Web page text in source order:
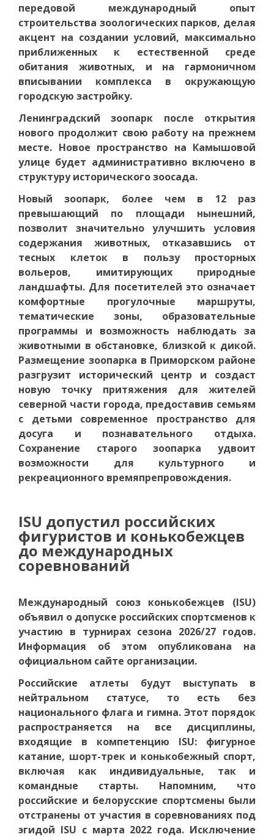
передовой международный опыт
строительства зоологических парков, делая
акцент на создании условий, максимально
приближенных к естественной среде
обитания животных, и на гармоничном
вписывании комплекса в окружающую
городскую застройку.
Ленинградский зоопарк после открытия
нового продолжит свою работу на прежнем
месте. Новое пространство на Камышовой
улице будет административно включено в
структуру исторического зоосада.
Новый зоопарк, более чем в 12 раз
превышающий по площади нынешний,
позволит значительно улучшить условия
содержания животных, отказавшись от
тесных клеток в пользу просторных
вольеров, имитирующих природные
ландшафты. Для посетителей это означает
комфортные прогулочные маршруты,
тематические зоны, образовательные
программы и возможность наблюдать за
животными в обстановке, близкой к дикой.
Размещение зоопарка в Приморском районе
разгрузит исторический центр и создаст
новую точку притяжения для жителей
северной части города, предоставив семьям
с детьми современное пространство для
досуга и познавательного отдыха.
Сохранение старого зоопарка удвоит
возможности для культурного и
рекреационного времяпрепровождения.
ISU допустил российских
фигуристов и конькобежцев
до международных
соревнований
Международный союз конькобежцев (ISU)
объявил о допуске российских спортсменов к
участию в турнирах сезона 2026/27 годов.
Информация об этом опубликована на
официальном сайте организации.
Российские атлеты будут выступать в
нейтральном статусе, то есть без
национального флага и гимна. Этот порядок
распространяется на все дисциплины,
входящие в компетенцию ISU: фигурное
катание, шорт-трек и конькобежный спорт,
включая как индивидуальные, так и
командные старты. Напомним, что
российские и белорусские спортсмены были
отстранены от участия в соревнованиях под
эгидой ISU с марта 2022 года. Исключение